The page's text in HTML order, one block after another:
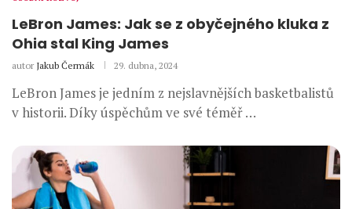
LeBron James: Jak se z obyčejného kluka z
Ohia stal King James
autor Jakub Čermák 29. dubna, 2024
LeBron James je jedním z nejslavnějších basketbalistů
v historii. Díky úspěchům ve své téměř …